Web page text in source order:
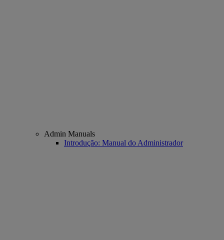
Admin Manuals
Introdução: Manual do Administrador